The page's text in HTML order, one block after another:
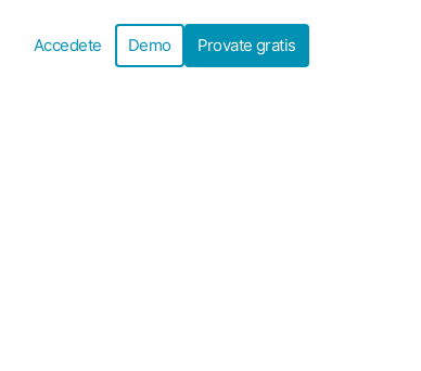
Accedete Demo Provate gratis